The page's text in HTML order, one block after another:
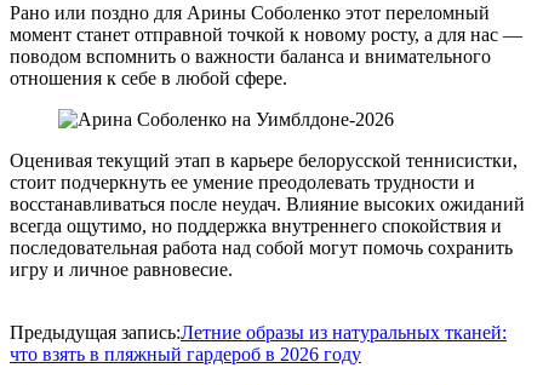
Рано или поздно для Арины Соболенко этот переломный
момент станет отправной точкой к новому росту, а для нас —
поводом вспомнить о важности баланса и внимательного
отношения к себе в любой сфере.
Оценивая текущий этап в карьере белорусской теннисистки,
стоит подчеркнуть ее умение преодолевать трудности и
восстанавливаться после неудач. Влияние высоких ожиданий
всегда ощутимо, но поддержка внутреннего спокойствия и
последовательная работа над собой могут помочь сохранить
игру и личное равновесие.
07-
06
Предыдущая запись:Летние образы из натуральных тканей:
что взять в пляжный гардероб в 2026 году